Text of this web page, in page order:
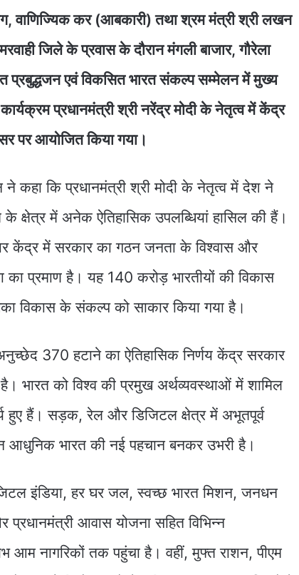
वाणिज्यिक कर (आबकारी) तथा श्रम मंत्री श्री लखन
जिले के प्रवास के दौरान मंगली बाजार, गौरेला
एवं विकसित भारत संकल्प सम्मेलन में मुख्य
प्रधानमंत्री श्री नरेंद्र मोदी के नेतृत्व में केंद्र
पर आयोजित किया गया।
कहा कि प्रधानमंत्री श्री मोदी के नेतृत्व में देश ने
में अनेक ऐतिहासिक उपलब्धियां हासिल की हैं।
केंद्र में सरकार का गठन जनता के विश्वास और
प्रमाण है। यह 140 करोड़ भारतीयों की विकास
विकास के संकल्प को साकार किया गया है।
370 हटाने का ऐतिहासिक निर्णय केंद्र सरकार
भारत को विश्व की प्रमुख अर्थव्यवस्थाओं में शामिल
हुए हैं। सड़क, रेल और डिजिटल क्षेत्र में अभूतपूर्व
आधुनिक भारत की नई पहचान बनकर उभरी है।
इंडिया, हर घर जल, स्वच्छ भारत मिशन, जनधन
प्रधानमंत्री आवास योजना सहित विभिन्न
आम नागरिकों तक पहुंचा है। वहीं, मुफ्त राशन, पीएम